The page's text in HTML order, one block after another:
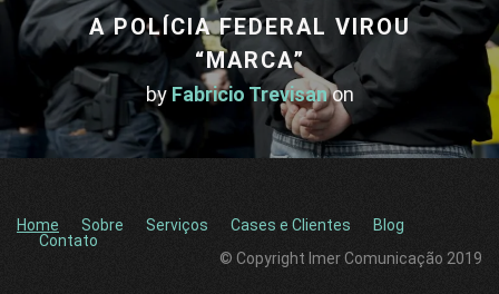
A POLÍCIA FEDERAL VIROU
“MARCA”
by Fabricio Trevisanon
Home Sobre Serviços Cases e Clientes
Blog
Contato
© Copyright Imer Comunicação 2019